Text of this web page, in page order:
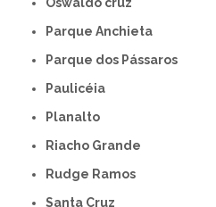
Oswaldo cruz
Parque Anchieta
Parque dos Pássaros
Paulicéia
Planalto
Riacho Grande
Rudge Ramos
Santa Cruz